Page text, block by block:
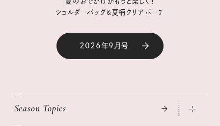
ショルダーバッグ&夏柄クリアポーチ
2026年9月号
Season Topics